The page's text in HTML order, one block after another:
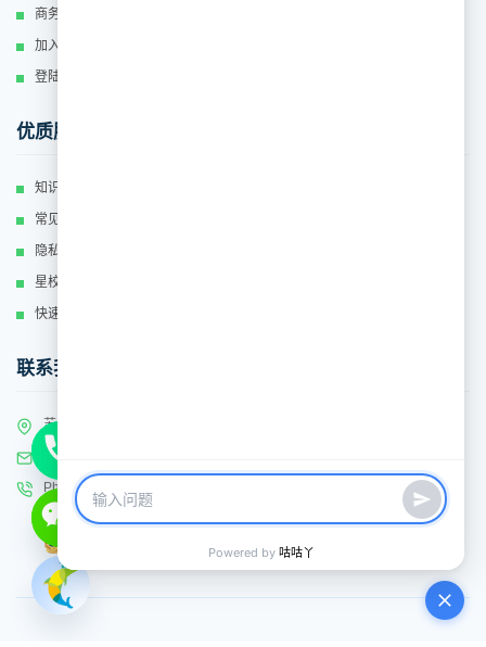
商务合作
加入我们
登陆
优质服务
知识库
常见问题
隐私政策
星校运营
快速联系
联系我们
苏州工业园区新平街388号腾飞科技园12号楼2F
Email: service@kamios.cn
Phone:
©2016-2024 苏州卡米贝比教育科技有限公司
Powered by 咕咕丫